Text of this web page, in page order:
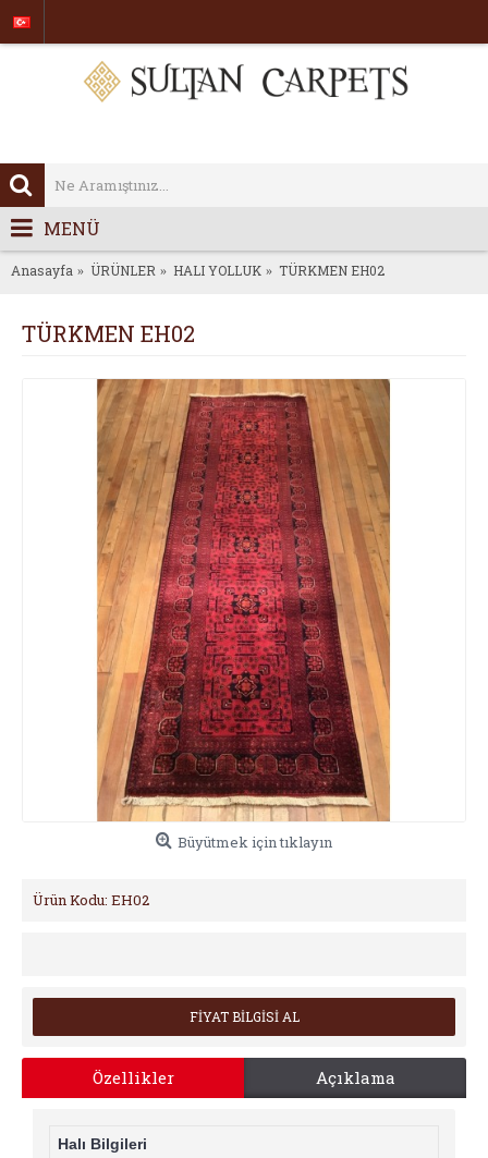
MENÜ
Anasayfa ÜRÜNLER HALI YOLLUK TÜRKMEN EH02
TÜRKMEN EH02
Büyütmek için tıklayın
Ürün Kodu: EH02
FİYAT BİLGİSİ AL
Özellikler Açıklama
Halı Bilgileri